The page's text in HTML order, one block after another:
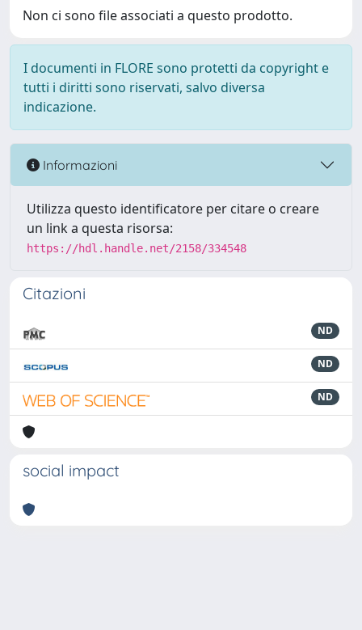
Non ci sono file associati a questo prodotto.
I documenti in FLORE sono protetti da copyright e
tutti i diritti sono riservati, salvo diversa
indicazione.
Informazioni
Utilizza questo identificatore per citare o creare
un link a questa risorsa:
https://hdl.handle.net/2158/334548
Citazioni
ND
ND
ND
social impact